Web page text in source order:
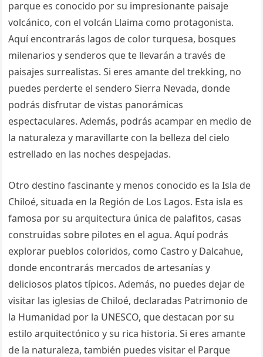
parque es conocido por su impresionante paisaje
volcánico, con el volcán Llaima como protagonista.
Aquí encontrarás lagos de color turquesa, bosques
milenarios y senderos que te llevarán a través de
paisajes surrealistas. Si eres amante del trekking, no
puedes perderte el sendero Sierra Nevada, donde
podrás disfrutar de vistas panorámicas
espectaculares. Además, podrás acampar en medio de
la naturaleza y maravillarte con la belleza del cielo
estrellado en las noches despejadas.
Otro destino fascinante y menos conocido es la Isla de
Chiloé, situada en la Región de Los Lagos. Esta isla es
famosa por su arquitectura única de palafitos, casas
construidas sobre pilotes en el agua. Aquí podrás
explorar pueblos coloridos, como Castro y Dalcahue,
donde encontrarás mercados de artesanías y
deliciosos platos típicos. Además, no puedes dejar de
visitar las iglesias de Chiloé, declaradas Patrimonio de
la Humanidad por la UNESCO, que destacan por su
estilo arquitectónico y su rica historia. Si eres amante
de la naturaleza, también puedes visitar el Parque